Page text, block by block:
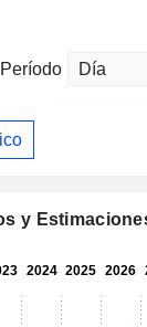
Período
y